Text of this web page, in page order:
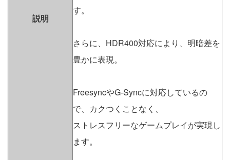
説明
す。
さらに、HDR400対応により、明暗差を
豊かに表現。
FreesyncやG-Syncに対応しているの
で、カクつくことなく、
ストレスフリーなゲームプレイが実現し
ます。